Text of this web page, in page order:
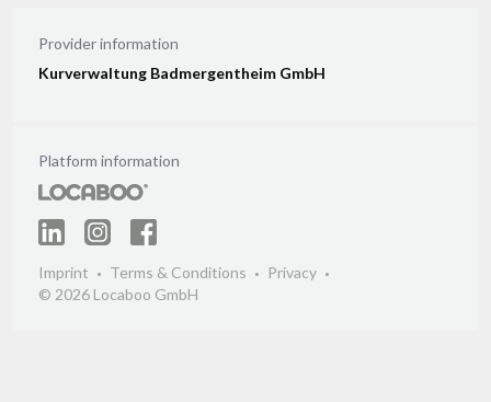
Provider information
Kurverwaltung Badmergentheim GmbH
Platform information
Imprint Terms & Conditions
Privacy
© 2026 Locaboo GmbH